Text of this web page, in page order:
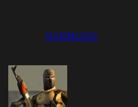
HARMLESS